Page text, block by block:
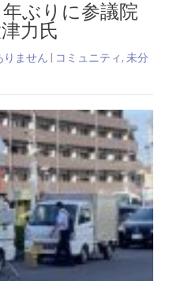
ぶりに参議院
力氏
りません コミュニティ , 未分